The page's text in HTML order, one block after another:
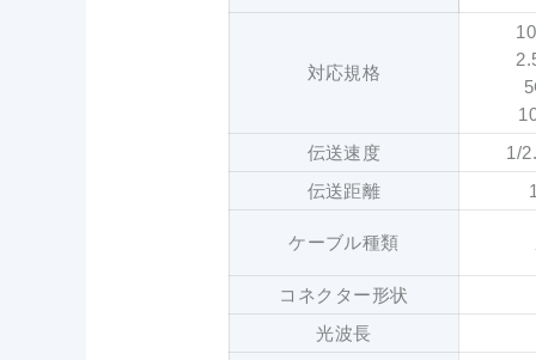
対応規格
伝送速度
1/
伝送距離
ケーブル種類
コネクター形状
光波長